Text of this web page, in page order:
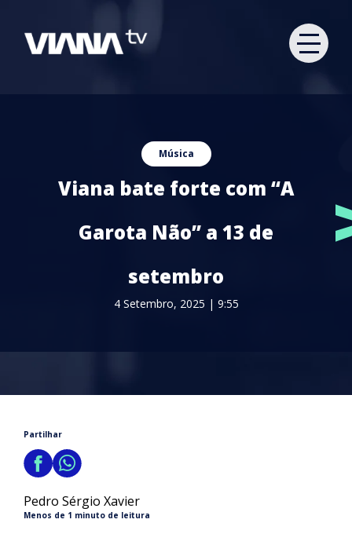
Música
Viana bate forte com “A
Garota Não” a 13 de
setembro
4 Setembro, 2025 | 9:55
Partilhar
Pedro Sérgio Xavier
Menos de 1 minuto de leitura